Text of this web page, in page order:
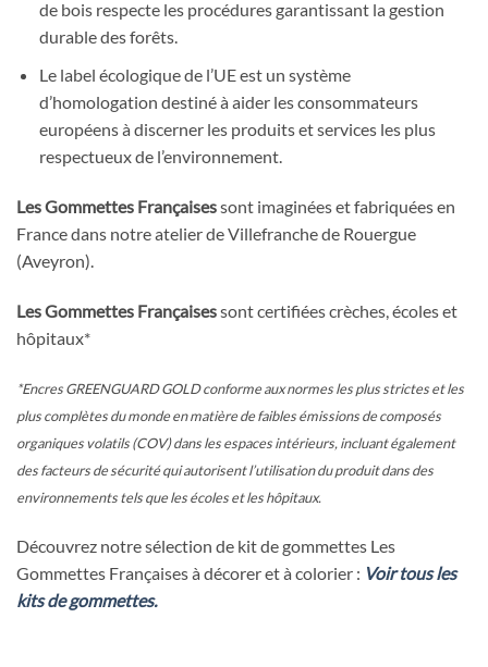
de bois respecte les procédures garantissant la gestion
durable des forêts.
Le label écologique de l’UE est un système
d’homologation destiné à aider les consommateurs
européens à discerner les produits et services les plus
respectueux de l’environnement.
Les Gommettes Françaisessont imaginées et fabriquées en
France dans notre atelier de Villefranche de Rouergue
(Aveyron).
Les Gommettes Françaisessont certifiées crèches, écoles et
hôpitaux*
*Encres GREENGUARD GOLD conforme aux normes les plus strictes et les
plus complètes du monde en matière de faibles émissions de composés
organiques volatils (COV) dans les espaces intérieurs, incluant également
des facteurs de sécurité qui autorisent l’utilisation du produit dans des
environnements tels que les écoles et les hôpitaux.
Découvrez notre sélection de kit de gommettes Les
Gommettes Françaises à décorer et à colorier : Voir tous les
kits de gommettes.